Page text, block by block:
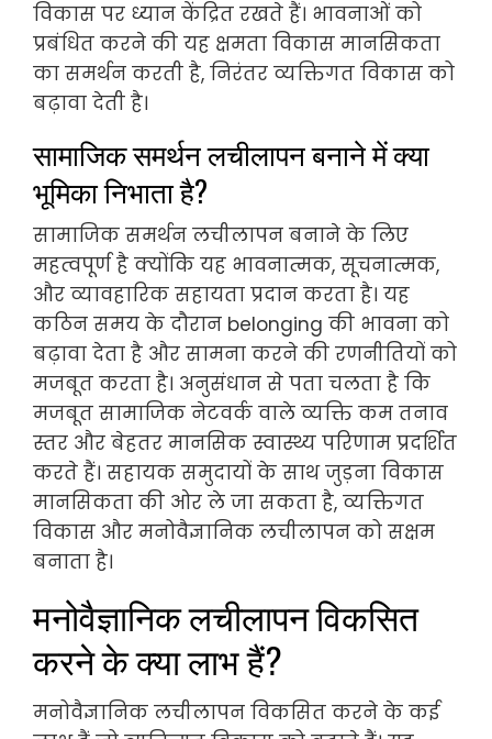
विकास पर ध्यान केंद्रित रखते हैं। भावनाओं को
प्रबंधित करने की यह क्षमता विकास मानसिकता
का समर्थन करती है, निरंतर व्यक्तिगत विकास को
बढ़ावा देती है।
सामाजिक समर्थन लचीलापन बनाने में क्या
भूमिका निभाता है?
सामाजिक समर्थन लचीलापन बनाने के लिए
महत्वपूर्ण है क्योंकि यह भावनात्मक, सूचनात्मक,
और व्यावहारिक सहायता प्रदान करता है। यह
कठिन समय के दौरान belonging की भावना को
बढ़ावा देता है और सामना करने की रणनीतियों को
मजबूत करता है। अनुसंधान से पता चलता है कि
मजबूत सामाजिक नेटवर्क वाले व्यक्ति कम तनाव
स्तर और बेहतर मानसिक स्वास्थ्य परिणाम प्रदर्शित
करते हैं। सहायक समुदायों के साथ जुड़ना विकास
मानसिकता की ओर ले जा सकता है, व्यक्तिगत
विकास और मनोवैज्ञानिक लचीलापन को सक्षम
बनाता है।
मनोवैज्ञानिक लचीलापन विकसित
करने के क्या लाभ हैं?
मनोवैज्ञानिक लचीलापन विकसित करने के कई